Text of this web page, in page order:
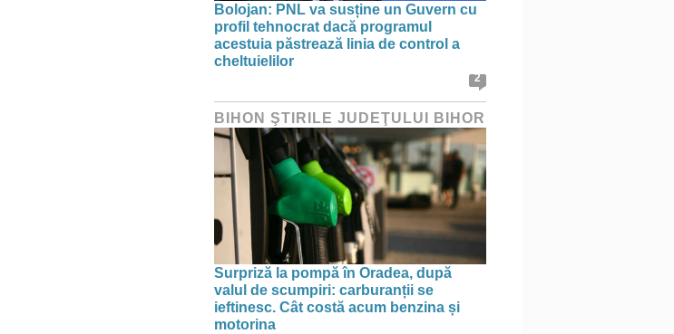
Bolojan: PNL va susține un Guvern cu
profil tehnocrat dacă programul
acestuia păstrează linia de control a
cheltuielilor
2
BIHON ŞTIRILE JUDEŢULUI BIHOR
Surpriză la pompă în Oradea, după
valul de scumpiri: carburanții se
ieftinesc. Cât costă acum benzina și
motorina